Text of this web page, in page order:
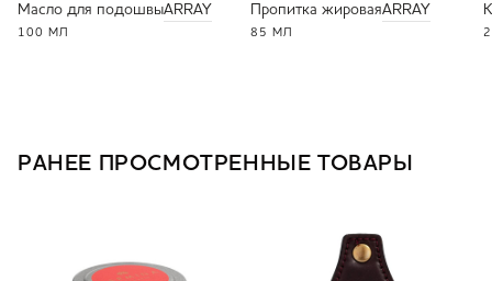
Масло для подошвыARRAY
100 МЛ
Пропитка жироваяARRAY
85 МЛ
РАНЕЕ ПРОСМОТРЕННЫЕ ТОВАРЫ